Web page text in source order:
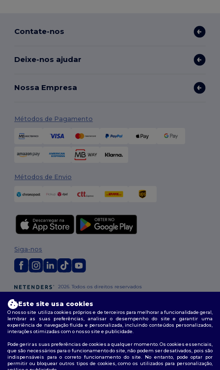
Contate-nos
Deixe-nos ajudar
Nossa Empresa
Métodos de Pagamento
Métodos de Envio
2026. Todos os direitos reservados
|Política de cookies|Mapa do Site
Siga-nos
Este site usa cookies
O nosso site utiliza cookies próprios e de terceiros para melhorar a funcionalidade geral,
lembrar as suas preferências, analisar o desempenho do site e garantir uma
experiência de navegação fluida e personalizada, incluindo conteúdos personalizados,
interações otimizadas com o nosso site e publicidade.
Pode gerir as suas preferências de cookies a qualquer momento. Os cookies essenciais,
que são necessários para o funcionamento do site, não podem ser desativados, pois são
indispensáveis para o correto funcionamento do site. No entanto, pode optar por
permitir ou bloquear outros tipos de cookies, como os utilizados para personalização,